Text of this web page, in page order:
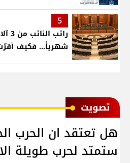
5
شهرياً... فكيف أقرّت
ﺗﺼﻮﻳﺖ
هل تعتقد ان الحرب
ستمتد لحرب طويلة